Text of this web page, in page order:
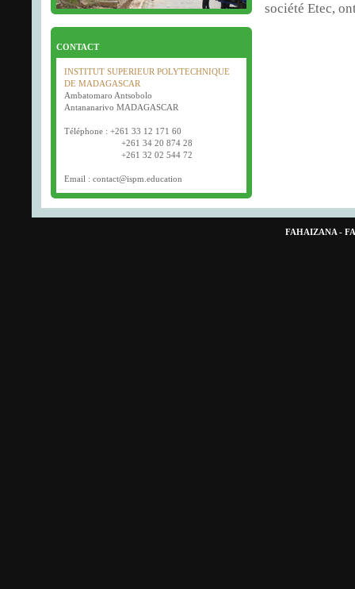
CONTACT
INSTITUT SUPERIEUR POLYTECHNIQUE
DE MADAGASCAR
Ambatomaro Antsobolo
Antananarivo MADAGASCAR
Téléphone : +261 33 12 171 60
+261 34 20 874 28
+261 32 02 544 72
Email : contact@ispm.education
société Etec,
FAHAIZANA -